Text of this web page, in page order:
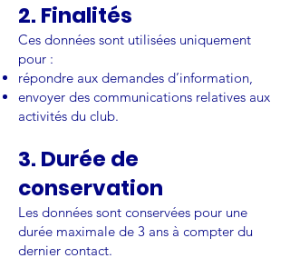
2. Finalités
Ces données sont utilisées uniquement
pour :
répondre aux demandes d’information,
envoyer des communications relatives aux
activités du club.
3. Durée de
conservation
Les données sont conservées pour une
durée maximale de 3 ans à compter du
dernier contact.